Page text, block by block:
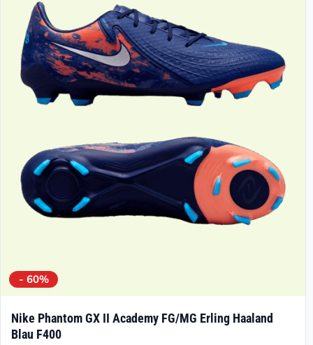
auf.
Die
Optionen
können
Produktseite
gewählt
werden
- 60%
Nike Phantom GX II Academy FG/MG Erling Haaland
Blau F400